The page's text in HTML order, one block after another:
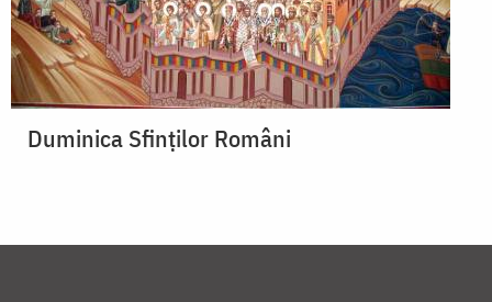
Duminica Sfinților Români